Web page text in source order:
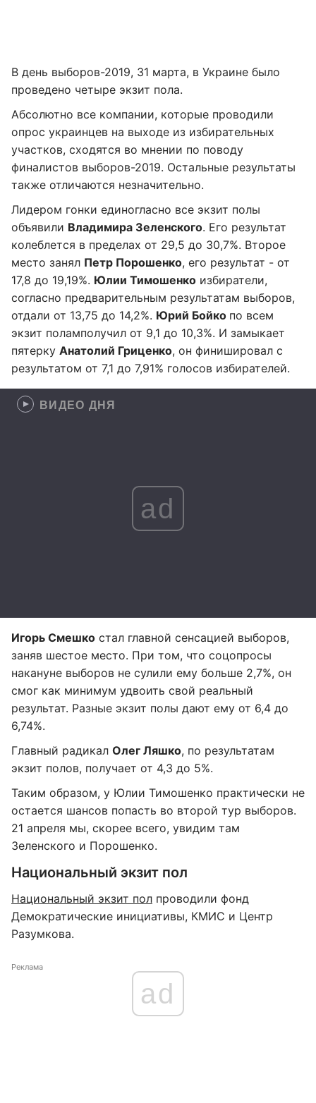
В день выборов-2019, 31 марта, в Украине было
проведено четыре экзит пола.
Абсолютно все компании, которые проводили
опрос украинцев на выходе из избирательных
участков, сходятся во мнении по поводу
финалистов выборов-2019. Остальные результаты
также отличаются незначительно.
Лидером гонки единогласно все экзит полы
объявили Владимира Зеленского. Его результат
колеблется в пределах от 29,5 до 30,7%. Второе
место занял Петр Порошенко, его результат - от
17,8 до 19,19%. Юлии Тимошенко избиратели,
согласно предварительным результатам выборов,
отдали от 13,75 до 14,2%. Юрий Бойко по всем
экзит поламполучил от 9,1 до 10,3%. И замыкает
пятерку Анатолий Гриценко, он финишировал с
результатом от 7,1 до 7,91% голосов избирателей.
ВИДЕО ДНЯ
ad
Игорь Смешко стал главной сенсацией выборов,
заняв шестое место. При том, что соцопросы
накануне выборов не сулили ему больше 2,7%, он
смог как минимум удвоить свой реальный
результат. Разные экзит полы дают ему от 6,4 до
6,74%.
Главный радикал Олег Ляшко, по результатам
экзит полов, получает от 4,3 до 5%.
Таким образом, у Юлии Тимошенко практически не
остается шансов попасть во второй тур выборов.
21 апреля мы, скорее всего, увидим там
Зеленского и Порошенко.
Национальный экзит пол
Национальный экзит пол проводили фонд
Демократические инициативы, КМИС и Центр
Разумкова.
Реклама
ad